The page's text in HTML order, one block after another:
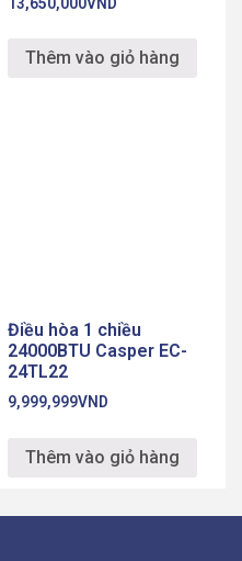
Thêm vào giỏ hàng
Điều hòa 1 chiều
24000BTU Casper EC-
24TL22
9,999,999VND
Thêm vào giỏ hàng